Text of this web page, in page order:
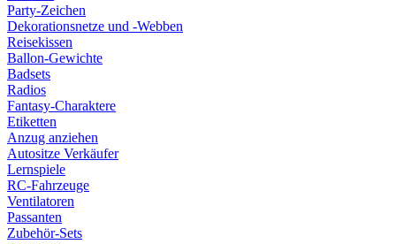
Party-Zeichen
Dekorationsnetze und -Webben
Reisekissen
Ballon-Gewichte
Badsets
Radios
Fantasy-Charaktere
Etiketten
Anzug anziehen
Autositze Verkäufer
Lernspiele
RC-Fahrzeuge
Ventilatoren
Passanten
Zubehör-Sets